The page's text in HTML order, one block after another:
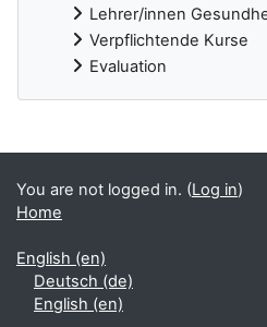
Lehrer/innen
Verpflichtende Kurse
Evaluation
Supplementary blocks
You are not logged in. (Log in)
Home
English ‎(en)‎
Deutsch ‎(de)‎
English ‎(en)‎